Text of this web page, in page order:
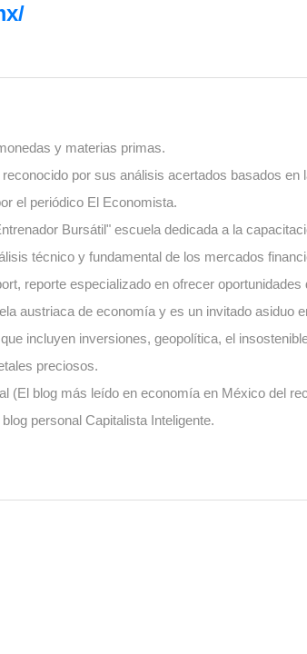
y materias primas.
por sus análisis acertados basados
el periódico El Economista.
Bursátil" escuela dedicada a la
técnico y fundamental de los mercados
reporte especializado en ofrecer
austriaca de economía y es un invitado asiduo
incluyen inversiones, geopolítica, el
preciosos.
(El blog más leído en economía en México del
personal Capitalista Inteligente.